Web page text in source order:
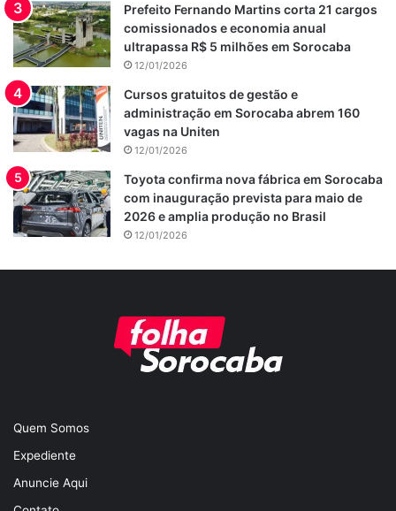
Prefeito Fernando Martins corta 21 cargos
comissionados e economia anual
ultrapassa R$ 5 milhões em Sorocaba
12/01/2026
Cursos gratuitos de gestão e
administração em Sorocaba abrem 160
vagas na Uniten
12/01/2026
Toyota confirma nova fábrica em Sorocaba
com inauguração prevista para maio de
2026 e amplia produção no Brasil
12/01/2026
Quem Somos
Expediente
Anuncie Aqui